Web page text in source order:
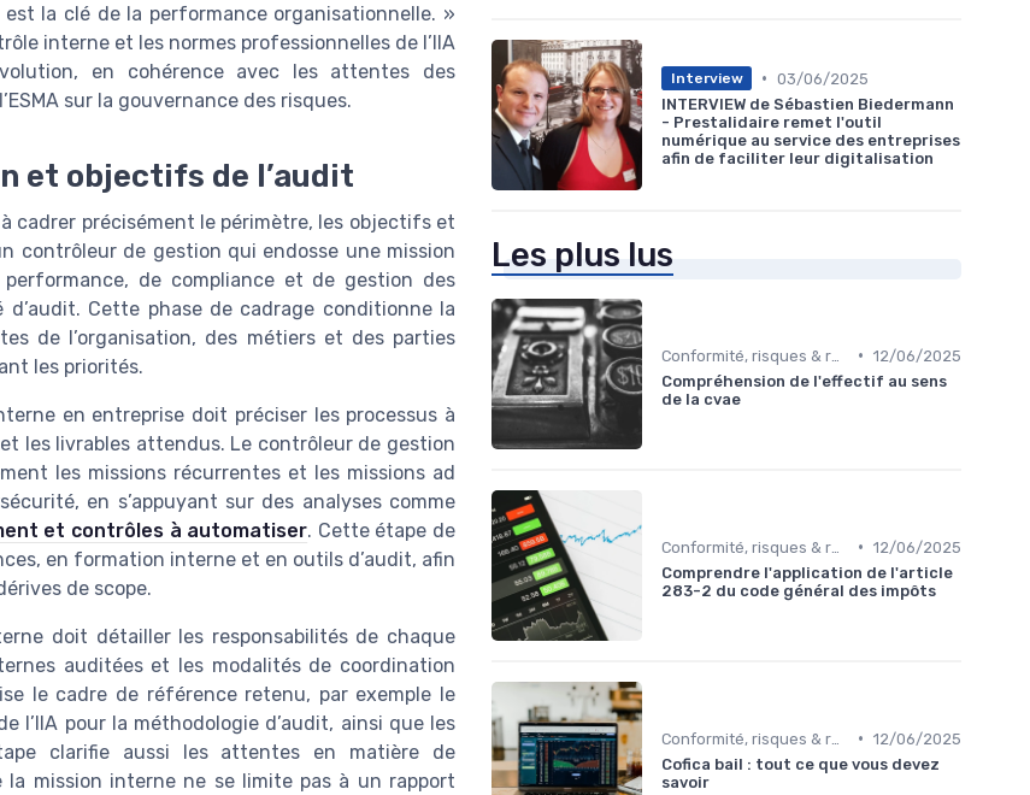
la clé de la performance organisationnelle. »
interne et les normes professionnelles de l’IIA
en cohérence avec les attentes des
sur la gouvernance des risques.
et objectifs de l’audit
cadrer précisément le périmètre, les objectifs et
contrôleur de gestion qui endosse une mission
de compliance et de gestion des
Cette phase de cadrage conditionne la
de l’organisation, des métiers et des parties
les priorités.
en entreprise doit préciser les processus à
les livrables attendus. Le contrôleur de gestion
les missions récurrentes et les missions ad
en s’appuyant sur des analyses comme
et contrôles à automatiser. Cette étape de
en formation interne et en outils d’audit, afin
de scope.
doit détailler les responsabilités de chaque
auditées et les modalités de coordination
le cadre de référence retenu, par exemple le
l’IIA pour la méthodologie d’audit, ainsi que les
clarifie aussi les attentes en matière de
mission interne ne se limite pas à un rapport
Interview • 03/06/2025
INTERVIEW de Sébastien Biedermann
- Prestalidaire remet l'outil
numérique au service des entreprises
afin de faciliter leur digitalisation
Les plus lus
• 12/06/2025
Compréhension de l'effectif au sens
de la cvae
• 12/06/2025
Comprendre l'application de l'article
283-2 du code général des impôts
• 12/06/2025
Cofica bail : tout ce que vous devez
savoir